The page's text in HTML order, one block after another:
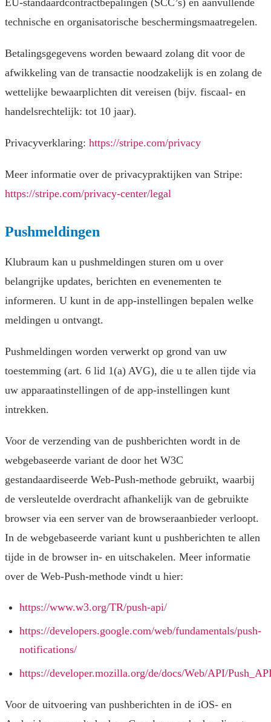
EU-standaardcontractbepalingen (SCC’s) en aanvullende
technische en organisatorische beschermingsmaatregelen.
Betalingsgegevens worden bewaard zolang dit voor de
afwikkeling van de transactie noodzakelijk is en zolang de
wettelijke bewaarplichten dit vereisen (bijv. fiscaal- en
handelsrechtelijk: tot 10 jaar).
Privacyverklaring: https://stripe.com/privacy
Meer informatie over de privacypraktijken van Stripe:
https://stripe.com/privacy-center/legal
Pushmeldingen
Klubraum kan u pushmeldingen sturen om u over
belangrijke updates, berichten en evenementen te
informeren. U kunt in de app-instellingen bepalen welke
meldingen u ontvangt.
Pushmeldingen worden verwerkt op grond van uw
toestemming (art. 6 lid 1(a) AVG), die u te allen tijde via
uw apparaatinstellingen of de app-instellingen kunt
intrekken.
Voor de verzending van de pushberichten wordt in de
webgebaseerde variant de door het W3C
gestandaardiseerde Web-Push-methode gebruikt, waarbij
de versleutelde overdracht afhankelijk van de gebruikte
browser via een server van de browseraanbieder verloopt.
In de webgebaseerde variant kunt u pushberichten te allen
tijde in de browser in- en uitschakelen. Meer informatie
over de Web-Push-methode vindt u hier:
https://www.w3.org/TR/push-api/
https://developers.google.com/web/fundamentals/push-
notifications/
https://developer.mozilla.org/de/docs/Web/API/
Voor de uitvoering van pushberichten in de iOS- en